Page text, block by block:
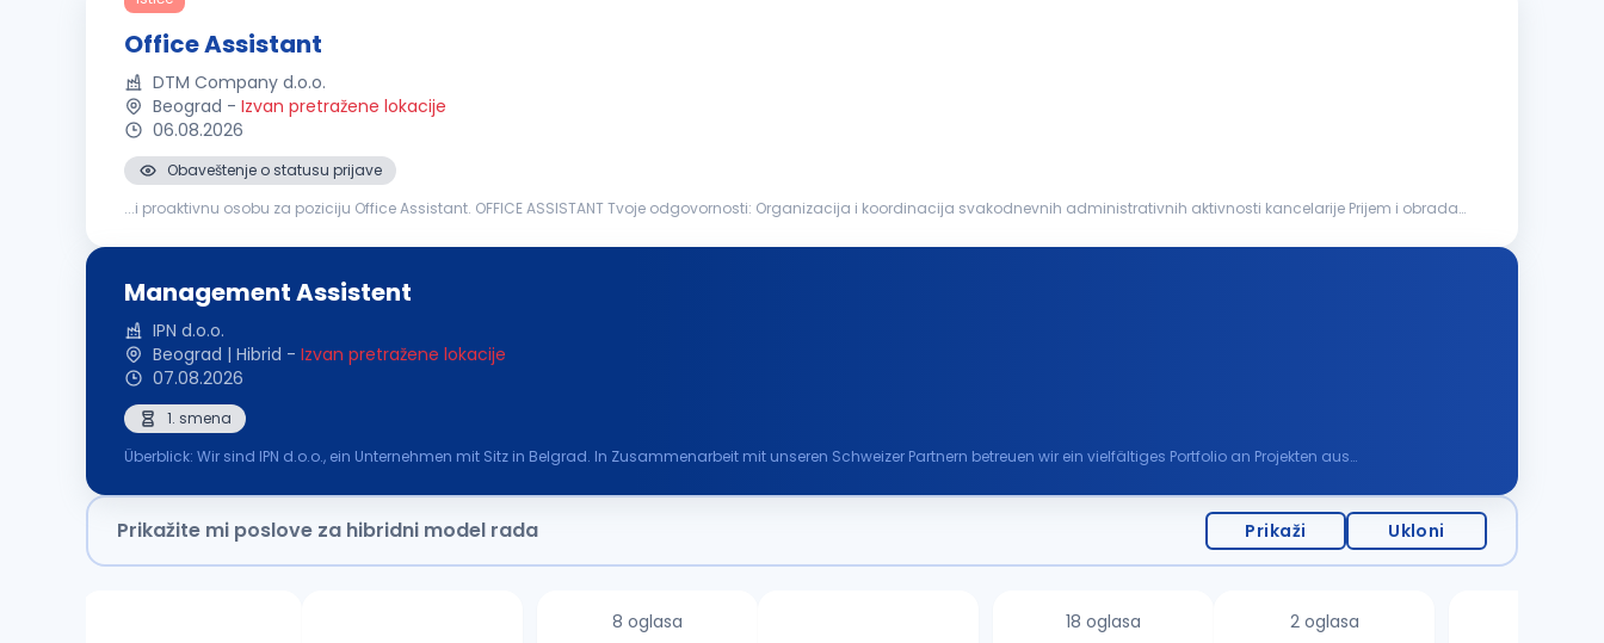
Office Assistant
DTM Company d.o.o.
Beograd - Izvan pretražene lokacije
06.08.2026
Obaveštenje o statusu prijave
...i proaktivnu osobu za poziciju Office Assistant. OFFICE ASSISTANT Tvoje odgovornosti: Organizacija i koordinacija svakodnevnih administrativnih aktivnosti kancelarije Prijem i obrada
Management Assistent
IPN d.o.o.
Beograd | Hibrid - Izvan pretražene lokacije
07.08.2026
1. smena
Überblick: Wir sind IPN d.o.o., ein Unternehmen mit Sitz in Belgrad. In Zusammenarbeit mit unseren Schweizer Partnern betreuen wir ein vielfältiges Portfolio an Projekten aus
Prikažite mi poslove za hibridni model rada Prikaži Ukloni
8 oglasa 18 oglasa 2 oglasa